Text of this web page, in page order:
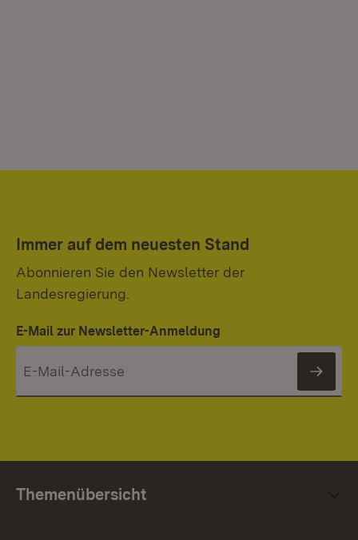
Immer auf dem neuesten Stand
Abonnieren Sie den Newsletter der
Landesregierung.
E-Mail zur Newsletter-Anmeldung
Themenübersicht